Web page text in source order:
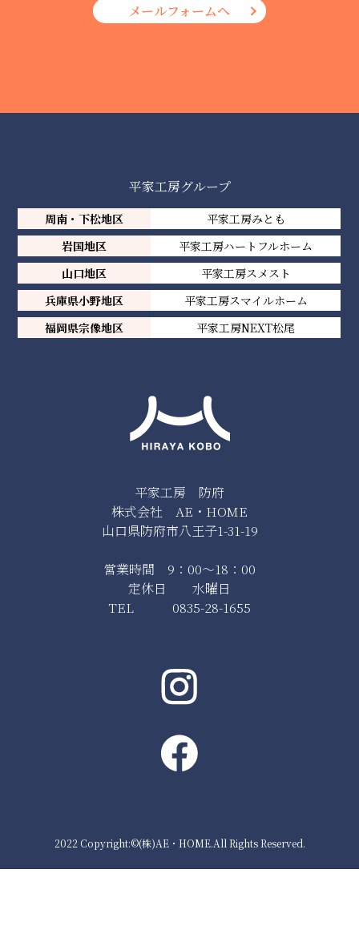
メールフォームへ
平家工房 防府
株式会社 AE・HOME
山口県防府市八王子1-31-19
営業時間 9：00～18：00
定休日 水曜日
TEL 0835-28-1655
平家工房グループ
周南・下松地区
平家工房みとも
岩国地区
平家工房ハートフルホーム
山口地区
平家工房スメスト
兵庫県小野地区
平家工房スマイルホーム
福岡県宗像地区
平家工房NEXT松尾
2022 Copyright:©(株)AE・HOME.All Rights Reserved.